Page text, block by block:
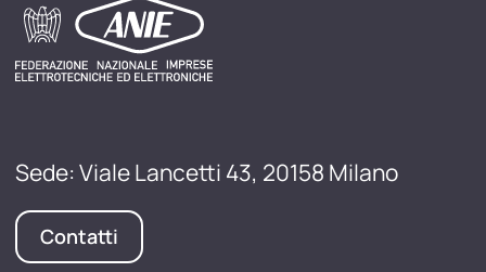
Sede: Viale Lancetti 43, 20158 Milano
Contatti